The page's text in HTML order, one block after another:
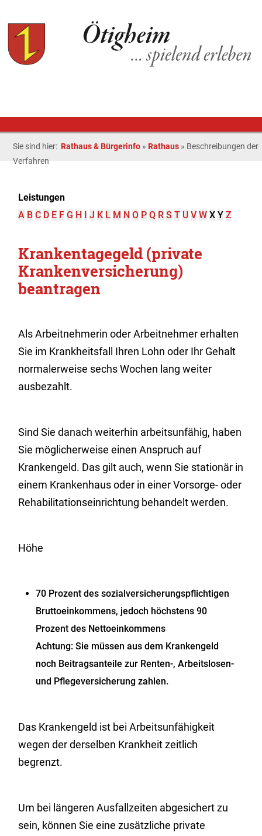
Sie sind hier: Rathaus & Bürgerinfo » Rathaus » Beschreibungen der
Verfahren
Leistungen
A B C D E F G H I J K L M N O P Q R S T U V W X Y Z
Krankentagegeld (private
Krankenversicherung)
beantragen
Als Arbeitnehmerin oder Arbeitnehmer erhalten
Sie im Krankheitsfall Ihren Lohn oder Ihr Gehalt
normalerweise sechs Wochen lang weiter
ausbezahlt.
Sind Sie danach weiterhin arbeitsunfähig, haben
Sie möglicherweise einen Anspruch auf
Krankengeld. Das gilt auch, wenn Sie stationär in
einem Krankenhaus oder in einer Vorsorge- oder
Rehabilitationseinrichtung behandelt werden.
Höhe
70 Prozent des sozialversicherungspflichtigen
Bruttoeinkommens, jedoch höchstens 90
Prozent des Nettoeinkommens
Achtung: Sie müssen aus dem Krankengeld
noch Beitragsanteile zur Renten-, Arbeitslosen-
und Pflegeversicherung zahlen.
Das Krankengeld ist bei Arbeitsunfähigkeit
wegen der derselben Krankheit zeitlich
begrenzt.
Um bei längeren Ausfallzeiten abgesichert zu
sein, können Sie eine zusätzliche private